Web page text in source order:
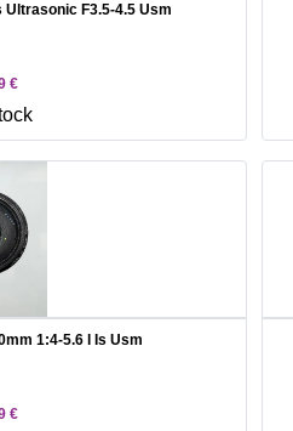
F3.5-4.5 Usm
€
1:4-5.6 l Is Usm
€